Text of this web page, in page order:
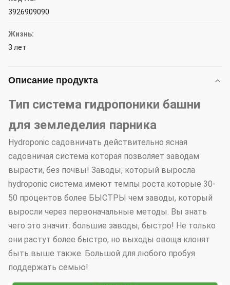
3926909090
Жизнь:
3 лет
Описание продукта
Тип система гидропоники башни
для земледелия парника
Hydroponic садовничать действительно ясная
садовничая система которая позволяет заводам
вырасти, без почвы! Заводы, который выросла
hydroponic система имеют темпы роста которые 30-
50 процентов более БЫСТРЫ чем заводы, который
выросли через первоначальные методы. Вы знать
чего это значит: большие заводы, быстро! Не только
они растут более быстро, но выходы овоща клонят
быть выше также. Большой для любого пробуя
поддержать семью!